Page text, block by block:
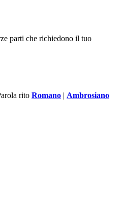
parti che richiedono il tuo
rito Romano | Ambrosiano